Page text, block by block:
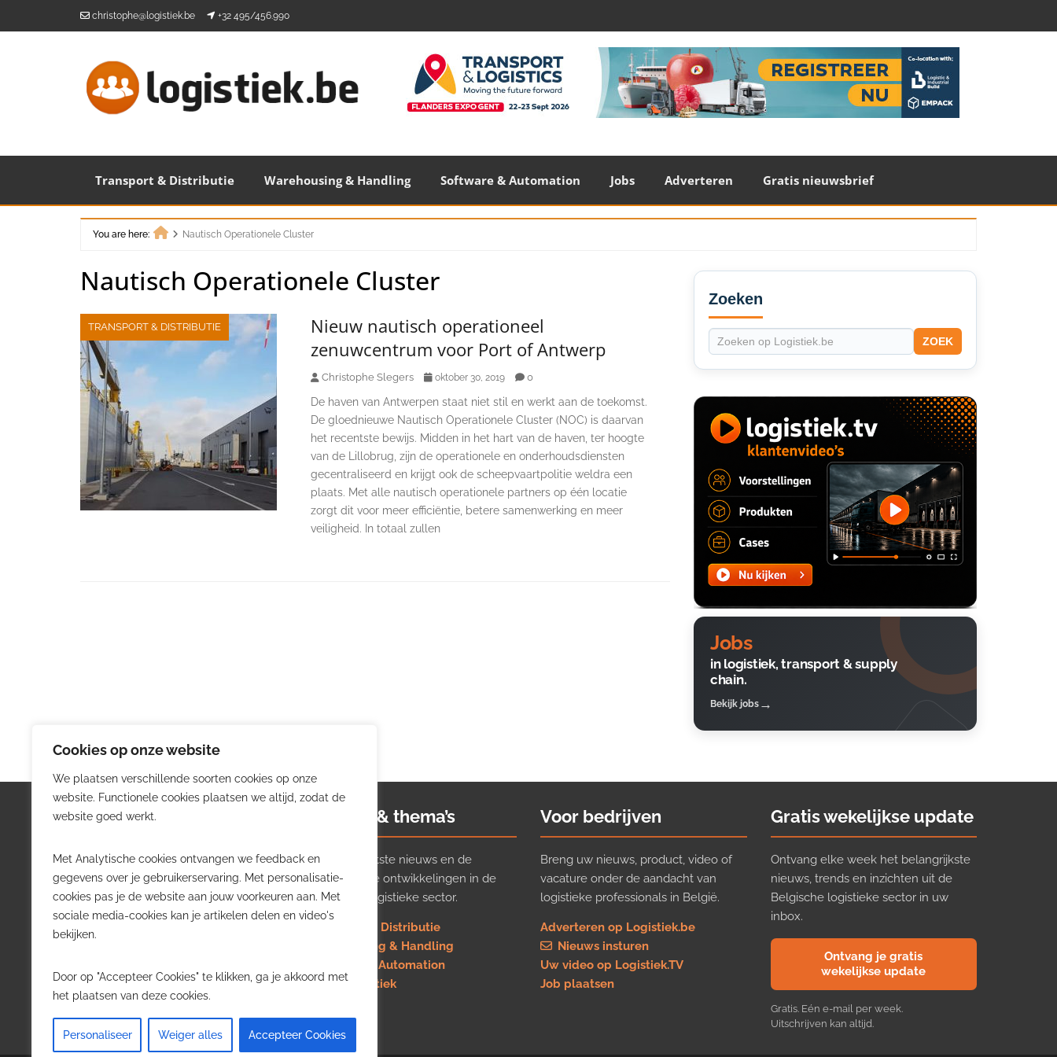
Cookies op onze website
We plaatsen verschillende soorten cookies op onze
website. Functionele cookies plaatsen we altijd, zodat de
website goed werkt.
Met Analytische cookies ontvangen we feedback en
gegevens over je gebruikerservaring. Met personalisatie-
cookies pas je de website aan jouw voorkeuren aan. Met
sociale media-cookies kan je artikelen delen en video's
bekijken.
Door op "Accepteer Cookies" te klikken, ga je akkoord met
het plaatsen van deze cookies.
Personaliseer Weiger alles Accepteer Cookies
christophe@logistiek.be +32 495/456.990
Transport & Distributie Warehousing & Handling Software & Automation Jobs Adverteren Gratis nieuwsbrief
You are here:
Nautisch Operationele Cluster
Nautisch Operationele Cluster
TRANSPORT & DISTRIBUTIE
Nieuw nautisch operationeel
zenuwcentrum voor Port of Antwerp
Christophe Slegers oktober 30, 2019 0
De haven van Antwerpen staat niet stil en werkt aan de toekomst.
De gloednieuwe Nautisch Operationele Cluster (NOC) is daarvan
het recentste bewijs. Midden in het hart van de haven, ter hoogte
van de Lillobrug, zijn de operationele en onderhoudsdiensten
gecentraliseerd en krijgt ook de scheepvaartpolitie weldra een
plaats. Met alle nautisch operationele partners op één locatie
zorgt dit voor meer efficiëntie, betere samenwerking en meer
veiligheid. In totaal zullen
Secondary
Sidebar
Zoeken
ZOEK
Jobs
in logistiek, transport & supply
chain.
Bekijk jobs
Logistiek.be
Logistiek.be brengt dagelijks nieuws,
trends en praktijkverhalen over
transport, warehousing, supply chain
en automatisering in België.
willen volgen.
Nieuws & thema’s
Volg het laatste nieuws en de
belangrijkste ontwikkelingen in de
Belgische logistieke sector.
Transport & Distributie
Warehousing & Handling
Software & Automation
Job in logistiek
Voor bedrijven
Breng uw nieuws, product, video of
vacature onder de aandacht van
logistieke professionals in België.
Adverteren op Logistiek.be
Nieuws insturen
Uw video op Logistiek.TV
Job plaatsen
Gratis wekelijkse update
Ontvang elke week het belangrijkste
nieuws, trends en inzichten uit de
Belgische logistieke sector in uw
inbox.
Ontvang je gratis
wekelijkse update
Gratis. Eén e-mail per week.
Uitschrijven kan altijd.